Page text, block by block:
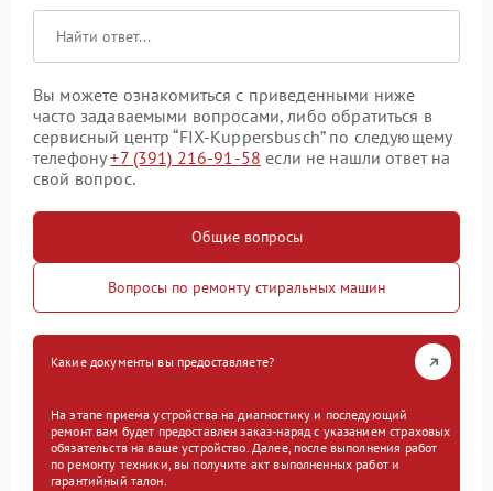
Вы можете ознакомиться с приведенными ниже
часто задаваемыми вопросами, либо обратиться в
сервисный центр “FIX-Kuppersbusch” по следующему
телефону+7 (391) 216-91-58 если не нашли ответ на
свой вопрос.
Общие вопросы
Вопросы по ремонту стиральных машин
Какие документы вы предоставляете?
На этапе приема устройства на диагностику и последующий
ремонт вам будет предоставлен заказ-наряд с указанием страховых
обязательств на ваше устройство. Далее, после выполнения работ
по ремонту техники, вы получите акт выполненных работ и
гарантийный талон.